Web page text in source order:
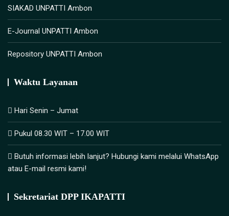
SIAKAD UNPATTI Ambon
E-Journal UNPATTI Ambon
Repository UNPATTI Ambon
Waktu Layanan
Hari Senin – Jumat
Pukul 08.30 WIT – 17.00 WIT
Butuh informasi lebih lanjut? Hubungi kami melalui WhatsApp
atau E-mail resmi kami!
Sekretariat DPP IKAPATTI